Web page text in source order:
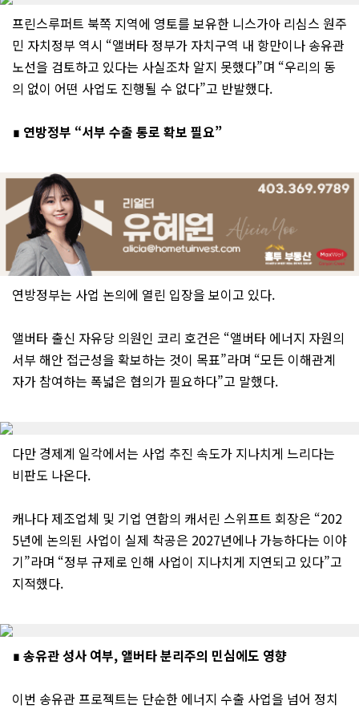
프린스루퍼트 북쪽 지역에 영토를 보유한 니스가아 리심스 원주
민 자치정부 역시 “앨버타 정부가 자치구역 내 항만이나 송유관
노선을 검토하고 있다는 사실조차 알지 못했다”며 “우리의 동
의 없이 어떤 사업도 진행될 수 없다”고 반발했다.
∎ 연방정부 “서부 수출 통로 확보 필요”
연방정부는 사업 논의에 열린 입장을 보이고 있다.
앨버타 출신 자유당 의원인 코리 호건은 “앨버타 에너지 자원의
서부 해안 접근성을 확보하는 것이 목표”라며 “모든 이해관계
자가 참여하는 폭넓은 협의가 필요하다”고 말했다.
다만 경제계 일각에서는 사업 추진 속도가 지나치게 느리다는
비판도 나온다.
캐나다 제조업체 및 기업 연합의 캐서린 스위프트 회장은 “202
5년에 논의된 사업이 실제 착공은 2027년에나 가능하다는 이야
기”라며 “정부 규제로 인해 사업이 지나치게 지연되고 있다”고
지적했다.
∎ 송유관 성사 여부, 앨버타 분리주의 민심에도 영향
이번 송유관 프로젝트는 단순한 에너지 수출 사업을 넘어 정치